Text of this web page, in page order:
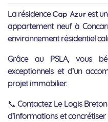
La résidenceCap Azurest
appartement neuf à
environnement résidentiel
Grâce au PSLA, vous
exceptionnels et d’un
projet immobilier.
📞 Contactez Le Logis
d’informations et